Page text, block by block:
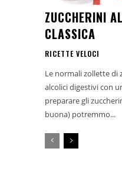
ZUCCHERINI
CLASSICA
RICETTE VELOCI
Le normali zollette di
alcolici digestivi con
preparare gli
buona) potremmo...